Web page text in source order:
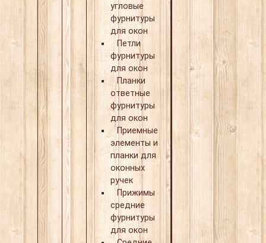
угловые
фурнитуры
для окон
Петли
фурнитуры
для окон
Планки
ответные
фурнитуры
для окон
Приемные
элементы и
планки для
оконных
ручек
Прижимы
средние
фурнитуры
для окон